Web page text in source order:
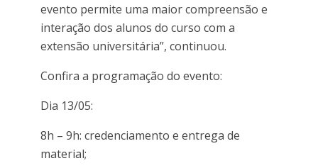
evento permite uma maior compreensão e
interação dos alunos do curso com a
extensão universitária”, continuou.
Confira a programação do evento:
Dia 13/05:
8h – 9h: credenciamento e entrega de
material;